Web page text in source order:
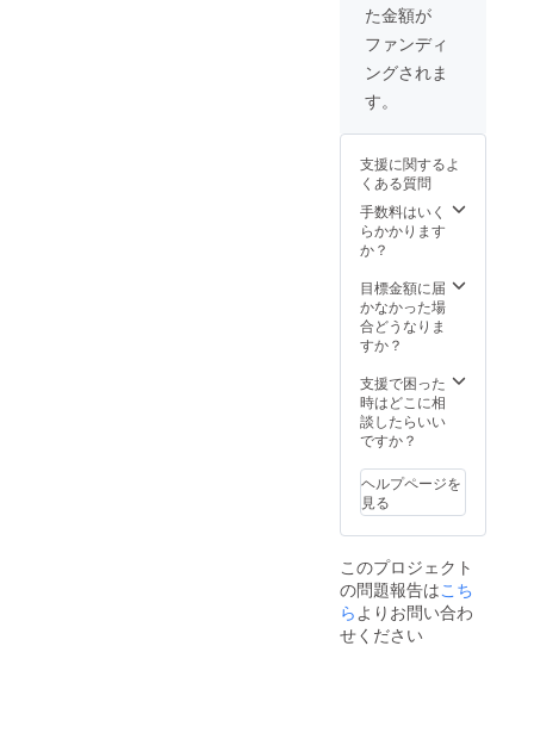
た金額が
ファンディ
ングされま
す。
支援に関するよ
くある質問
手数料はいく
らかかります
か？
目標金額に届
かなかった場
合どうなりま
すか？
支援で困った
時はどこに相
談したらいい
ですか？
ヘルプページを
見る
このプロジェクト
の問題報告はこち
らよりお問い合わ
せください